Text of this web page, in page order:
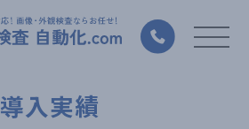
導入実績